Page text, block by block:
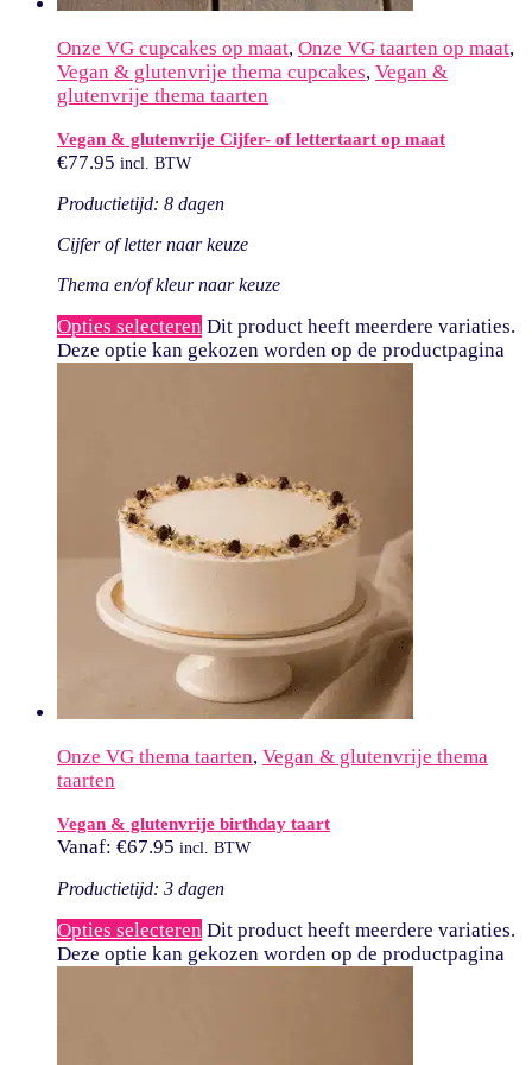
Onze VG cupcakes op maat, Onze VG taarten op maat,
Vegan & glutenvrije thema cupcakes, Vegan &
glutenvrije thema taarten
Vegan & glutenvrije Cijfer- of lettertaart op maat
€77.95 incl. BTW
Productietijd: 8 dagen
Cijfer of letter naar keuze
Thema en/of kleur naar keuze
Opties selecteren Dit product heeft meerdere variaties.
Deze optie kan gekozen worden op de productpagina
Onze VG thema taarten, Vegan & glutenvrije thema
taarten
Vegan & glutenvrije birthday taart
Vanaf: €67.95 incl. BTW
Productietijd: 3 dagen
Opties selecteren Dit product heeft meerdere variaties.
Deze optie kan gekozen worden op de productpagina